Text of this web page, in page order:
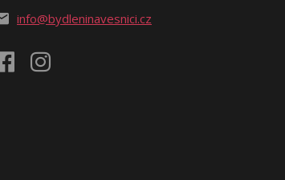
info@bydleninavesnici.cz